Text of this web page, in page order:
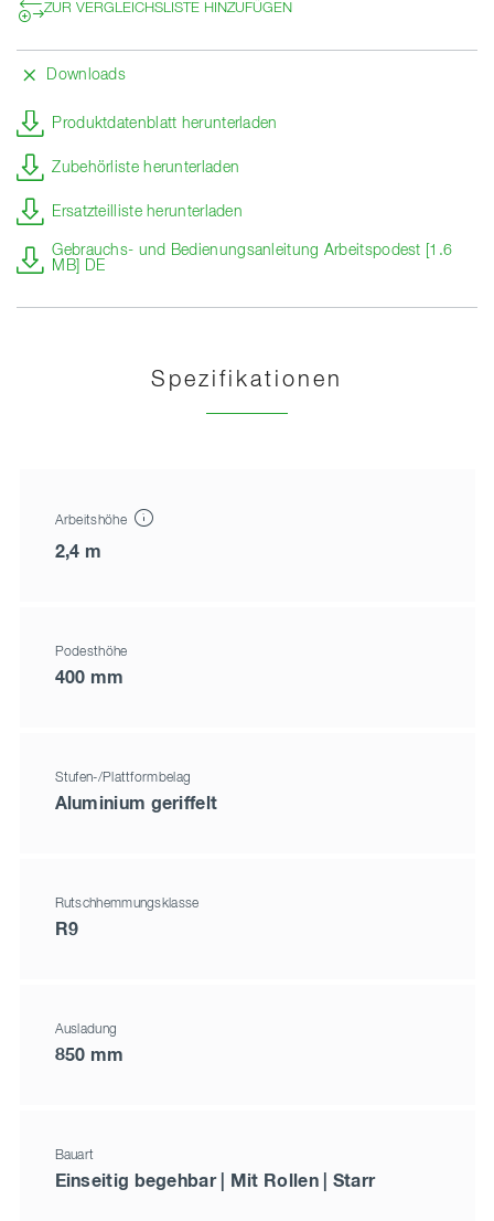
ZUR VERGLEICHSLISTE HINZUFÜGEN
Downloads
Produktdatenblatt herunterladen
Zubehörliste herunterladen
Ersatzteilliste herunterladen
Gebrauchs- und Bedienungsanleitung Arbeitspodest [1.6
MB] DE
Spezifikationen
Arbeitshöhe
2,4 m
Podesthöhe
400 mm
Stufen-/Plattformbelag
Aluminium geriffelt
Rutschhemmungsklasse
R9
Ausladung
850 mm
Bauart
Einseitig begehbar | Mit Rollen | Starr